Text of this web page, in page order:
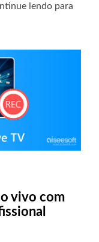
lendo para
vivo com